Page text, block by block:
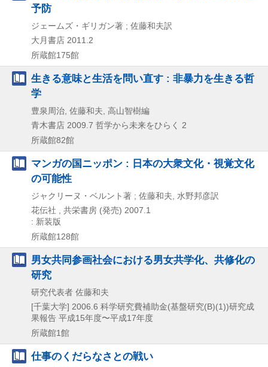
予防
ジェームズ・ギリガン著 ; 佐藤和夫訳
大月書店 2011.2
所蔵館175館
生きる意味と生活を問い直す : 非暴力を生きる哲
学
豊泉周治, 佐藤和夫, 高山智樹編
青木書店 2009.7 哲学から未来をひらく 2
所蔵館82館
マンガの国ニッポン : 日本の大衆文化・視覚文化
の可能性
ジャクリーヌ・ベルント著 ; 佐藤和夫, 水野邦彦訳
花伝社 , 共栄書房 (発売) 2007.1
: 新装版
所蔵館128館
男女共同参画社会における男女共学化、共修化の
研究
研究代表者 佐藤和夫
[千葉大学] 2006.6 科学研究費補助金(基盤研究(B)(1))研究成
果報告 平成15年度〜平成17年度
所蔵館1館
仕事のくだらなさとの戦い